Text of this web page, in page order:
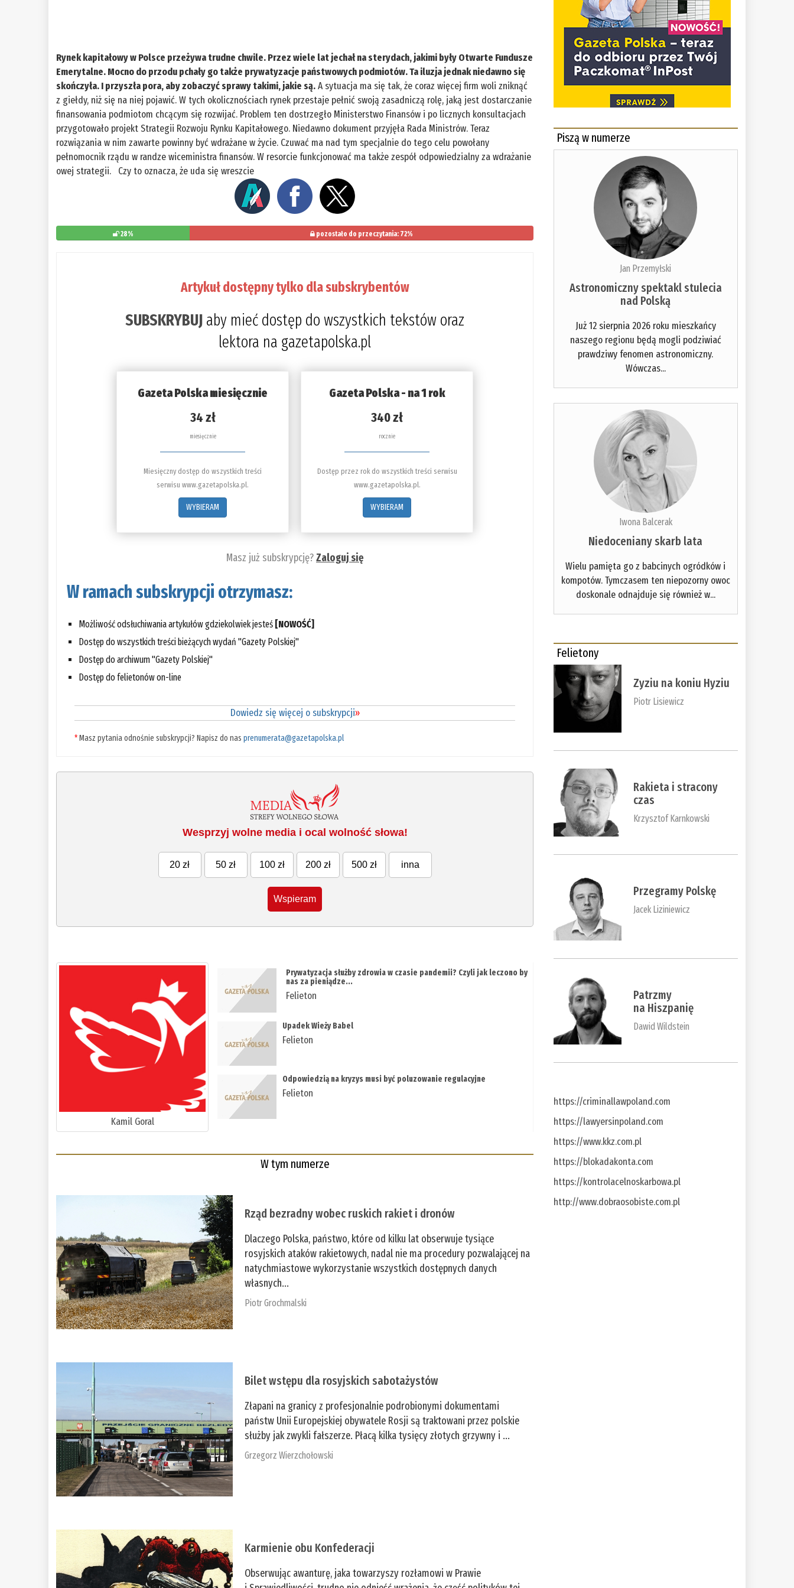
Rynek kapitałowy w Polsce przeżywa trudne chwile. Przez wiele lat jechał na sterydach, jakimi były Otwarte Fundusze
Emerytalne. Mocno do przodu pchały go także prywatyzacje państwowych podmiotów. Ta iluzja jednak niedawno się
skończyła. I przyszła pora, aby zobaczyć sprawy takimi, jakie są.A sytuacja ma się tak, że coraz więcej firm woli zniknąć
z giełdy, niż się na niej pojawić. W tych okolicznościach rynek przestaje pełnić swoją zasadniczą rolę, jaką jest dostarczanie
finansowania podmiotom chcącym się rozwijać. Problem ten dostrzegło Ministerstwo Finansów i po licznych konsultacjach
przygotowało projekt Strategii Rozwoju Rynku Kapitałowego. Niedawno dokument przyjęła Rada Ministrów. Teraz
rozwiązania w nim zawarte powinny być wdrażane w życie. Czuwać ma nad tym specjalnie do tego celu powołany
pełnomocnik rządu w randze wiceministra finansów. W resorcie funkcjonować ma także zespół odpowiedzialny za wdrażanie
owej strategii. Czy to oznacza, że uda się wreszcie
28% pozostało do przeczytania: 72%
Artykuł dostępny tylko dla subskrybentów
SUBSKRYBUJ aby mieć dostęp do wszystkich tekstów oraz
lektora na gazetapolska.pl
Gazeta Polska miesięcznie
34 zł
miesięcznie
Miesięczny dostęp do wszystkich treści
serwisu www.gazetapolska.pl.
WYBIERAM
Gazeta Polska - na 1 rok
340 zł
rocznie
Dostęp przez rok do wszystkich treści serwisu
www.gazetapolska.pl.
WYBIERAM
Masz już subskrypcję?Zaloguj się
W ramach subskrypcji otrzymasz:
Możliwość odsłuchiwania artykułów gdziekolwiek jesteś [NOWOŚĆ]
Dostęp do wszystkich treści bieżących wydań "Gazety Polskiej"
Dostęp do archiwum "Gazety Polskiej"
Dostęp do felietonów on-line
Dowiedz się więcej o subskrypcji»
*Masz pytania odnośnie subskrypcji? Napisz do nasprenumerata@gazetapolska.pl
Wesprzyj wolne media i ocal wolność słowa!
20 zł 50 zł 100 zł 200 zł 500 zł inna
Wspieram
Kamil Goral
Prywatyzacja służby zdrowia w czasie pandemii? Czyli jak leczono by
nas za pieniądze...
Felieton
Upadek Wieży Babel
Felieton
Odpowiedzią na kryzys musi być poluzowanie regulacyjne
Felieton
W tym numerze
Rząd bezradny wobec ruskich rakiet i dronów
Dlaczego Polska, państwo, które od kilku lat obserwuje tysiące
rosyjskich ataków rakietowych, nadal nie ma procedury pozwalającej na
natychmiastowe wykorzystanie wszystkich dostępnych danych
własnych...
Piotr Grochmalski
Bilet wstępu dla rosyjskich sabotażystów
Złapani na granicy z profesjonalnie podrobionymi dokumentami
państw Unii Europejskiej obywatele Rosji są traktowani przez polskie
służby jak zwykli fałszerze. Płacą kilka tysięcy złotych grzywny i ...
Grzegorz Wierzchołowski
Karmienie obu Konfederacji
Obserwując awanturę, jaka towarzyszy rozłamowi w Prawie
Piszą w numerze
Jan Przemyłski
Astronomiczny spektakl stulecia
nad Polską
Już 12 sierpnia 2026 roku mieszkańcy
naszego regionu będą mogli podziwiać
prawdziwy fenomen astronomiczny.
Wówczas...
Iwona Balcerak
Niedoceniany skarb lata
Wielu pamięta go z babcinych ogródków i
kompotów. Tymczasem ten niepozorny owoc
doskonale odnajduje się również w...
Felietony
Zyziu na koniu Hyziu
Piotr Lisiewicz
Rakieta i stracony
czas
Krzysztof Karnkowski
Przegramy Polskę
Jacek Liziniewicz
Patrzmy
na Hiszpanię
Dawid Wildstein
https://criminallawpoland.com
https://lawyersinpoland.com
https://www.kkz.com.pl
https://blokadakonta.com
https://kontrolacelnoskarbowa.pl
http://www.dobraosobiste.com.pl